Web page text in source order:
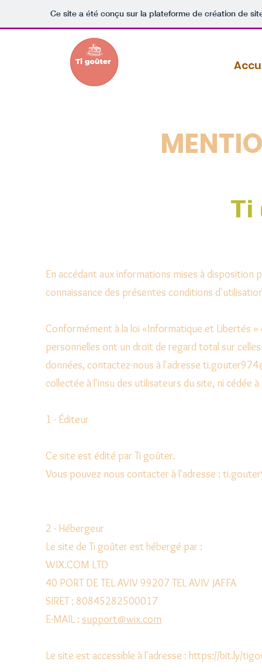
Ce site a été conçu sur la plateforme de création de
Ti
En accédant aux informations mises à
connaissance des présentes conditions
Conformément à la loi «Informatique et Libertés
personnelles ont un droit de regard total sur
données, contactez-nous à l'adresse
collectée à l'insu des utilisateurs du site, ni cédée
1 - Éditeur
Ce site est édité par Ti goûter.
Vous pouvez nous contacter à l'adresse :
2 - Hébergeur
Le site de Ti goûter est hébergé par :
WIX.COM LTD
40 PORT DE TEL AVIV 99207 TEL AVIV JAFFA
SIRET : 80845282500017
E-MAIL : support@wix.com
Le site est accessible à l'adresse : https://bit.ly/